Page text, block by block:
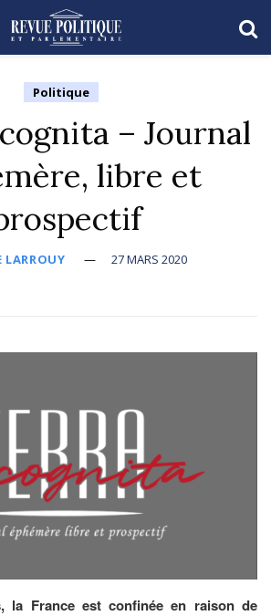
Politique
– Journal
libre et
LARROUY 27 MARS 2020
la France est confinée en raison de